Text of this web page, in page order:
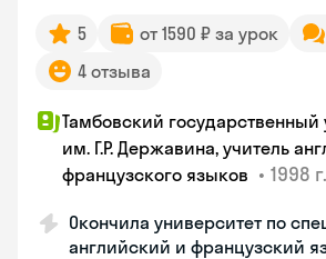
5 от 1590 ₽ за урок
4 отзыва
Тамбовский государственный
им. Г.Р. Державина, учитель
французского языков • 1998 г.
Окончила университет по
английский и французский